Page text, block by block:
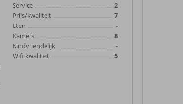
Service
2
Prijs/kwaliteit
7
Eten
-
Kamers
8
Kindvriendelijk
-
Wifi kwaliteit
5